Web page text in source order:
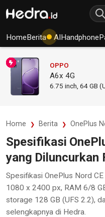
HomeBerita AIHandphone
OPPO
A6x 4G
6.75 inch, 64 GB
Home Berita OnePlus
Spesifikasi
yang Diluncurkan
Spesifikasi OnePlus Nord
1080 x 2400 px, RAM 6/8
storage 128 GB (UFS 2.2),
selengkapnya di Hedra.